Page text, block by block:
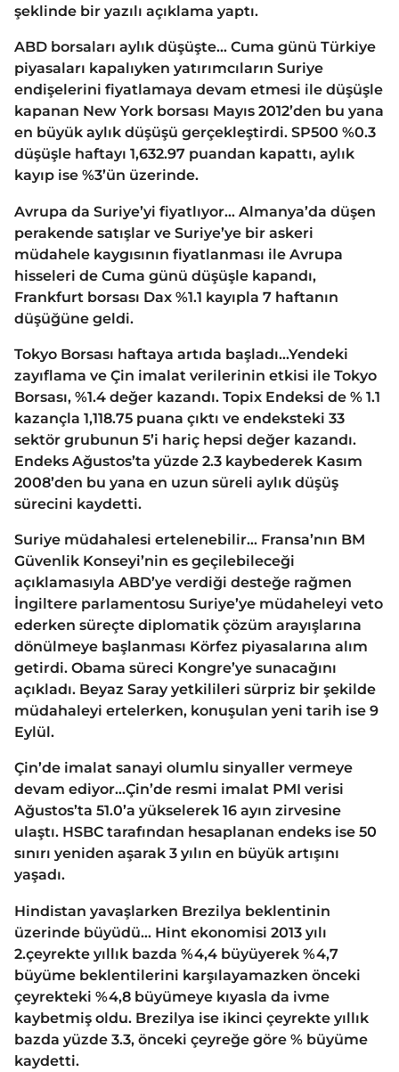
şeklinde bir yazılı açıklama yaptı.
ABD borsaları aylık düşüşte… Cuma günü Türkiye
piyasaları kapalıyken yatırımcıların Suriye
endişelerini fiyatlamaya devam etmesi ile düşüşle
kapanan New York borsası Mayıs 2012’den bu yana
en büyük aylık düşüşü gerçekleştirdi. SP500 %0.3
düşüşle haftayı 1,632.97 puandan kapattı, aylık
kayıp ise %3’ün üzerinde.
Avrupa da Suriye’yi fiyatlıyor… Almanya’da düşen
perakende satışlar ve Suriye’ye bir askeri
müdahele kaygısının fiyatlanması ile Avrupa
hisseleri de Cuma günü düşüşle kapandı,
Frankfurt borsası Dax %1.1 kayıpla 7 haftanın
düşüğüne geldi.
Tokyo Borsası haftaya artıda başladı…Yendeki
zayıflama ve Çin imalat verilerinin etkisi ile Tokyo
Borsası, %1.4 değer kazandı. Topix Endeksi de % 1.1
kazançla 1,118.75 puana çıktı ve endeksteki 33
sektör grubunun 5’i hariç hepsi değer kazandı.
Endeks Ağustos’ta yüzde 2.3 kaybederek Kasım
2008’den bu yana en uzun süreli aylık düşüş
sürecini kaydetti.
Suriye müdahalesi ertelenebilir… Fransa’nın BM
Güvenlik Konseyi’nin es geçilebileceği
açıklamasıyla ABD’ye verdiği desteğe rağmen
İngiltere parlamentosu Suriye’ye müdaheleyi veto
ederken süreçte diplomatik çözüm arayışlarına
dönülmeye başlanması Körfez piyasalarına alım
getirdi. Obama süreci Kongre’ye sunacağını
açıkladı. Beyaz Saray yetkilileri sürpriz bir şekilde
müdahaleyi ertelerken, konuşulan yeni tarih ise 9
Eylül.
Çin’de imalat sanayi olumlu sinyaller vermeye
devam ediyor…Çin’de resmi imalat PMI verisi
Ağustos’ta 51.0’a yükselerek 16 ayın zirvesine
ulaştı. HSBC tarafından hesaplanan endeks ise 50
sınırı yeniden aşarak 3 yılın en büyük artışını
yaşadı.
Hindistan yavaşlarken Brezilya beklentinin
üzerinde büyüdü… Hint ekonomisi 2013 yılı
2.çeyrekte yıllık bazda %4,4 büyüyerek %4,7
büyüme beklentilerini karşılayamazken önceki
çeyrekteki %4,8 büyümeye kıyasla da ivme
kaybetmiş oldu. Brezilya ise ikinci çeyrekte yıllık
bazda yüzde 3.3, önceki çeyreğe göre % büyüme
kaydetti.